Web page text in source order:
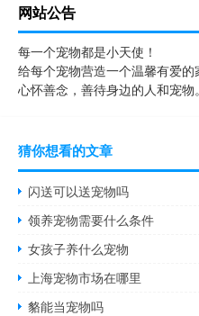
网站公告
每一个宠物都是小天使！
给每个宠物营造一个温馨有爱的
心怀善念，善待身边的人和宠物。
猜你想看的文章
闪送可以送宠物吗
领养宠物需要什么条件
女孩子养什么宠物
上海宠物市场在哪里
貉能当宠物吗